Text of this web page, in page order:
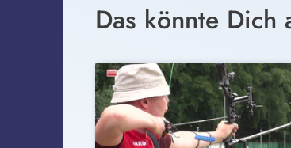
Das könnte Dich